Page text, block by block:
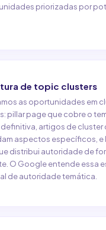
priorizadas por
de topic clusters
as oportunidades em
pillar page que cobre o
artigos de cluster
aspectos específicos, e
distribui autoridade de
O Google entende essa
de autoridade temática.